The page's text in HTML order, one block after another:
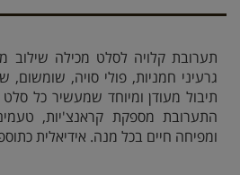
תערובת קלויה לסלט מכילה שילוב
גרעיני חמניות, פולי סויה, שומשום,
תיבול מעודן ומיוחד שמעשיר כל סלט
התערובת מספקת קראנצ'יות,
ומפיחה חיים בכל מנה. אידיאלית